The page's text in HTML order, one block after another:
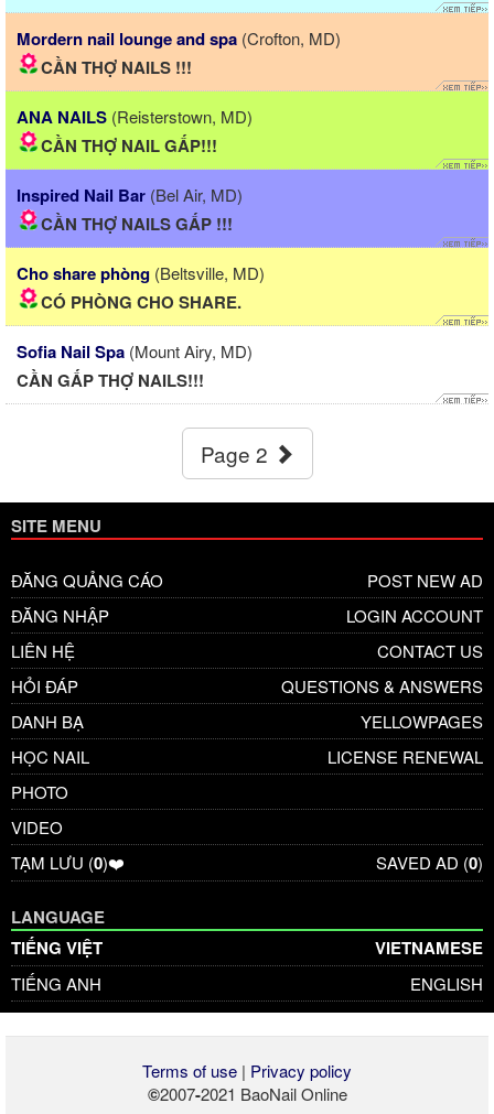
Mordern nail lounge and spa (Crofton, MD)
CẦN THỢ NAILS !!!
ANA NAILS (Reisterstown, MD)
CẦN THỢ NAIL GẤP!!!
Inspired Nail Bar (Bel Air, MD)
CẦN THỢ NAILS GẤP !!!
Cho share phòng (Beltsville, MD)
CÓ PHÒNG CHO SHARE.
Sofia Nail Spa (Mount Airy, MD)
CẦN GẤP THỢ NAILS!!!
Page 2
SITE MENU
ĐĂNG QUẢNG CÁO
POST NEW AD
ĐĂNG NHẬP
LOGIN ACCOUNT
LIÊN HỆ
CONTACT US
HỎI ĐÁP
QUESTIONS & ANSWERS
DANH BẠ
YELLOWPAGES
HỌC NAIL
LICENSE RENEWAL
PHOTO
VIDEO
TẠM LƯU (0)❤️ SAVED AD (0)
LANGUAGE
TIẾNG VIỆT
VIETNAMESE
TIẾNG ANH ENGLISH
Terms of use | Privacy policy
©2007-2021 BaoNail Online